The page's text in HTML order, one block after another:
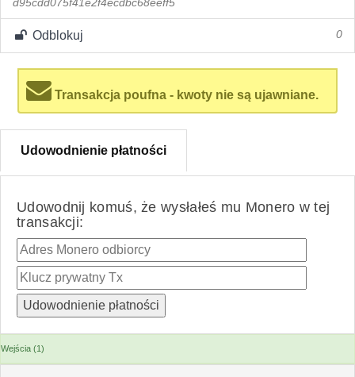
d95cdd075f41e2f4ecdbc68eeff5
Odblokuj 0
Transakcja poufna - kwoty nie są ujawniane.
Udowodnienie płatności
Udowodnij komuś, że wysłałeś mu Monero w tej
transakcji:
Wejścia (1)